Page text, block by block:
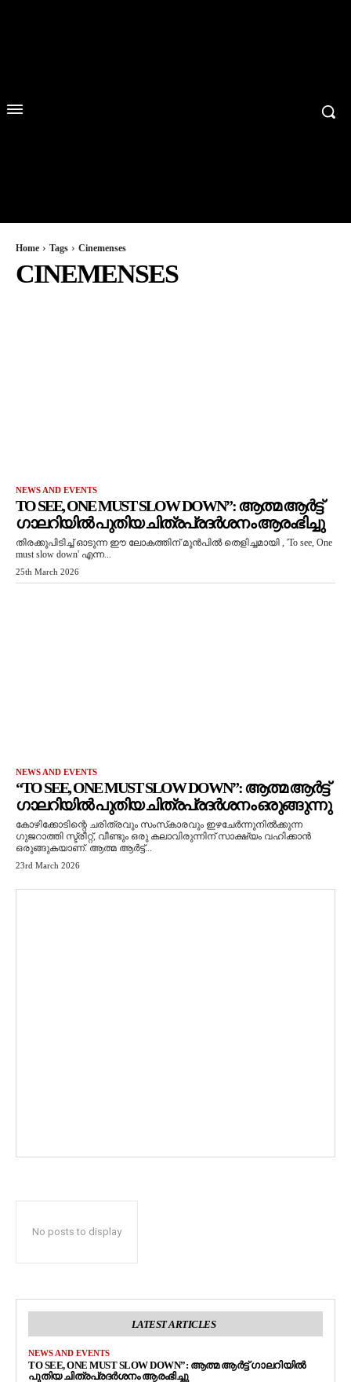
Home Tags Cinemenses
CINEMENSES
NEWS AND EVENTS
TO SEE, ONE MUST SLOW DOWN”: ആത്മ ആർട്ട്
ഗാലറിയിൽ പുതിയ ചിത്രപ്രദർശനം ആരംഭിച്ചു
തിരക്കുപിടിച്ച് ഓടുന്ന ഈ ലോകത്തിന് മുൻപിൽ തെളിച്ചമായി , 'To see, One
must slow down' എന്ന...
25th March 2026
NEWS AND EVENTS
“TO SEE, ONE MUST SLOW DOWN”: ആത്മ ആർട്ട്
ഗാലറിയിൽ പുതിയ ചിത്രപ്രദർശനം ഒരുങ്ങുന്നു
കോഴിക്കോടിന്റെ ചരിത്രവും സംസ്‌കാരവും ഇഴചേർന്നുനിൽക്കുന്ന
ഗുജറാത്തി സ്ട്രീറ്റ്, വീണ്ടും ഒരു കലാവിരുന്നിന് സാക്ഷ്യം വഹിക്കാൻ
ഒരുങ്ങുകയാണ്. ആത്മ ആർട്ട്...
23rd March 2026
No posts to display
LATEST ARTICLES
NEWS AND EVENTS
TO SEE, ONE MUST SLOW DOWN”: ആത്മ ആർട്ട് ഗാലറിയിൽ
പുതിയ ചിത്രപ്രദർശനം ആരംഭിച്ചു